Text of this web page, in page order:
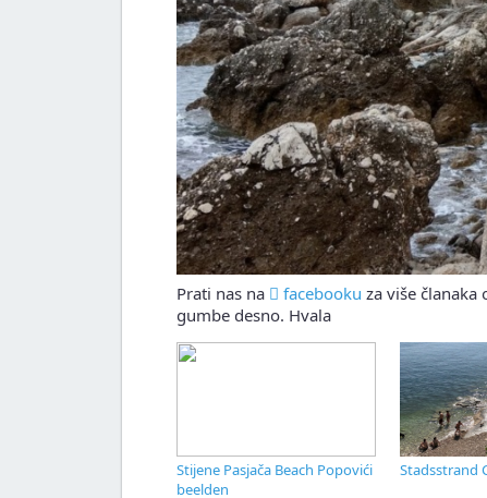
Prati nas na facebooku za više
gumbe desno. Hvala
Stijene Pasjača Beach Popovići
beelden
Stadsstrand